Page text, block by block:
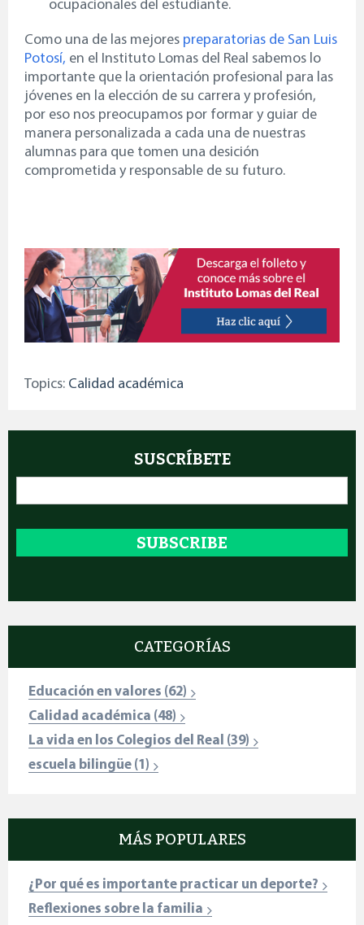
ocupacionales del estudiante.
Como una de las mejores preparatorias de San Luis
Potosí, en el Instituto Lomas del Real sabemos lo
importante que la orientación profesional para las
jóvenes en la elección de su carrera y profesión,
por eso nos preocupamos por formar y guiar de
manera personalizada a cada una de nuestras
alumnas para que tomen una desición
comprometida y responsable de su futuro.
Topics: Calidad académica
SUSCRÍBETE
CATEGORÍAS
Educación en valores (62)
Calidad académica (48)
La vida en los Colegios del Real (39)
escuela bilingüe (1)
MÁS POPULARES
¿Por qué es importante practicar un deporte?
Reflexiones sobre la familia